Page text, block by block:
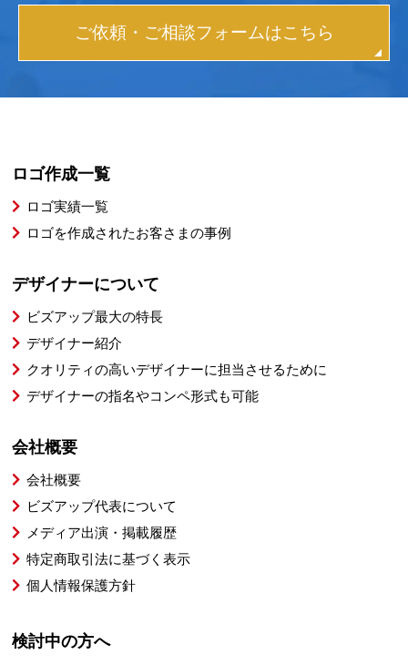
ご依頼・ご相談フォームはこちら
ロゴ作成一覧
ロゴ実績一覧
ロゴを作成されたお客さまの事例
デザイナーについて
ビズアップ最大の特長
デザイナー紹介
クオリティの高いデザイナーに担当させるために
デザイナーの指名やコンペ形式も可能
会社概要
会社概要
ビズアップ代表について
メディア出演・掲載履歴
特定商取引法に基づく表示
個人情報保護方針
検討中の方へ